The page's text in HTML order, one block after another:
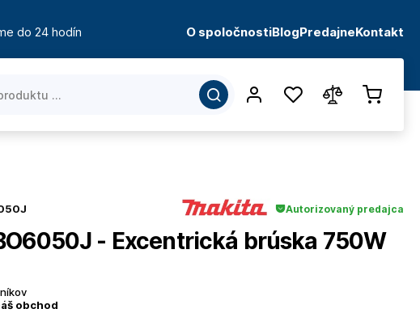
do 24 hodín O spoločnostiBlogPredajneKontakt
Autorizovaný predajca
- Excentrická brúska 750W
obchod